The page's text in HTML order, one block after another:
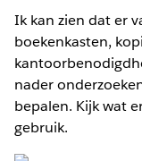
Ik kan zien dat er
boekenkasten,
nader
bepalen. Kijk wat
gebruik.